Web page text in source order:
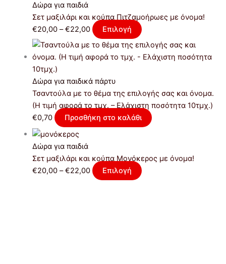
Δώρα για παιδιά
Σετ μαξιλάρι και κούπα Πιτζαμοήρωες με όνομα!
€20,00 – €22,00 Επιλογή
Δώρα για παιδικά πάρτυ
Τσαντούλα με το θέμα της επιλογής σας και όνομα.
(Η τιμή αφορά το τμχ. – Ελάχιστη ποσότητα 10τμχ.)
€0,70 Προσθήκη στο καλάθι
Δώρα για παιδιά
Σετ μαξιλάρι και κούπα Μονόκερος με όνομα!
€20,00 – €22,00 Επιλογή